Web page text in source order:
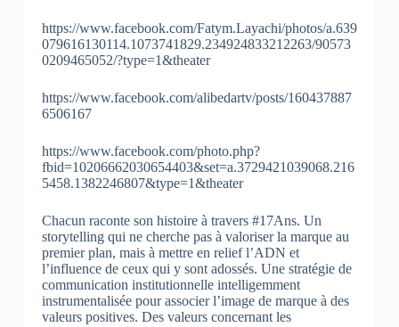
https://www.facebook.com/Fatym.Layachi/photos/a.639
079616130114.1073741829.234924833212263/90573
0209465052/?type=1&theater
https://www.facebook.com/alibedartv/posts/160437887
6506167
https://www.facebook.com/photo.php?
fbid=10206662030654403&set=a.3729421039068.216
5458.1382246807&type=1&theater
Chacun raconte son histoire à travers #17Ans. Un
storytelling qui ne cherche pas à valoriser la marque au
premier plan, mais à mettre en relief l’ADN et
l’influence de ceux qui y sont adossés. Une stratégie de
communication institutionnelle intelligemment
instrumentalisée pour associer l’image de marque à des
valeurs positives. Des valeurs concernant les